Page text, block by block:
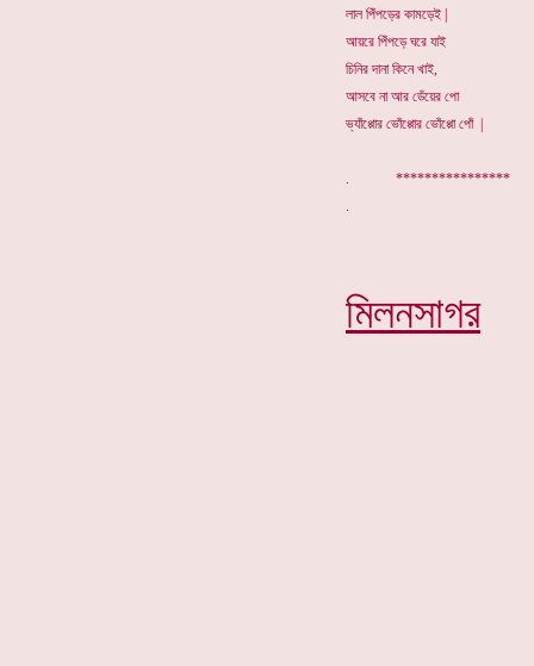
লাল পিঁপড়ের কামড়েই |
আয়রে পিঁপড়ে ঘরে যাই
চিনির দানা কিনে খাই,
আসবে না আর ডেঁয়ের পো
ভ্যাঁপ্পোর ভোঁপ্পোর ভোঁপ্পো পোঁ |
.
মিলনসাগর